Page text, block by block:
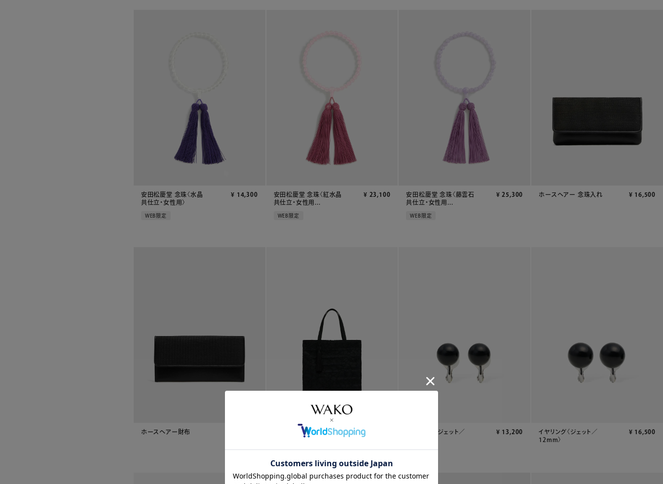
安田松慶堂 念珠〈水晶
共仕立・女性用〉
¥ 14,300
WEB限定
安田松慶堂 念珠〈紅水晶
共仕立・女性用...
¥ 23,100
WEB限定
安田松慶堂 念珠〈藤雲石
共仕立・女性用...
¥ 25,300
WEB限定
ホースヘアー 念珠入れ ¥ 16,500
ホースヘアー財布 サブバッグ ¥
イヤリング〈ジェット／
¥ 13,200
イヤリング〈ジェット／
12mm〉
¥ 16,500